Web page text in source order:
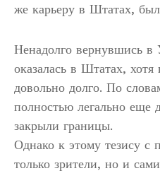
же карьеру в Штатах,
Ненадолго вернувшись в
оказалась в Штатах,
довольно долго. По
полностью легально еще
закрыли границы.
Однако к этому тезису с
только зрители, но и